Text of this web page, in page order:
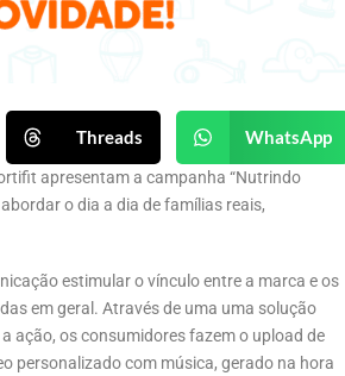
Threads WhatsApp
apresentam a campanha “Nutrindo
o dia a dia de famílias reais,
estimular o vínculo entre a marca e os
em geral. Através de uma uma solução
ação, os consumidores fazem o upload de
personalizado com música, gerado na hora